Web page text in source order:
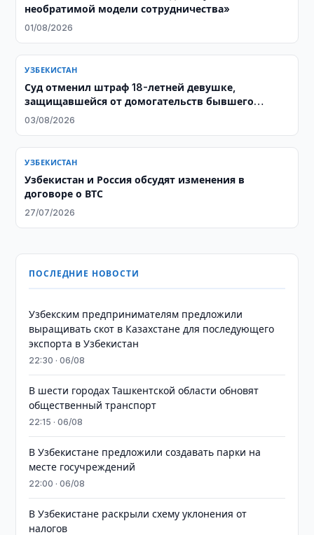
необратимой модели сотрудничества»
01/08/2026
УЗБЕКИСТАН
Суд отменил штраф 18-летней девушке,
защищавшейся от домогательств бывшего
тренера
03/08/2026
УЗБЕКИСТАН
Узбекистан и Россия обсудят изменения в
договоре о ВТС
27/07/2026
ПОСЛЕДНИЕ НОВОСТИ
Узбекским предпринимателям предложили
выращивать скот в Казахстане для последующего
экспорта в Узбекистан
22:30 · 06/08
В шести городах Ташкентской области обновят
общественный транспорт
22:15 · 06/08
В Узбекистане предложили создавать парки на
месте госучреждений
22:00 · 06/08
В Узбекистане раскрыли схему уклонения от
налогов